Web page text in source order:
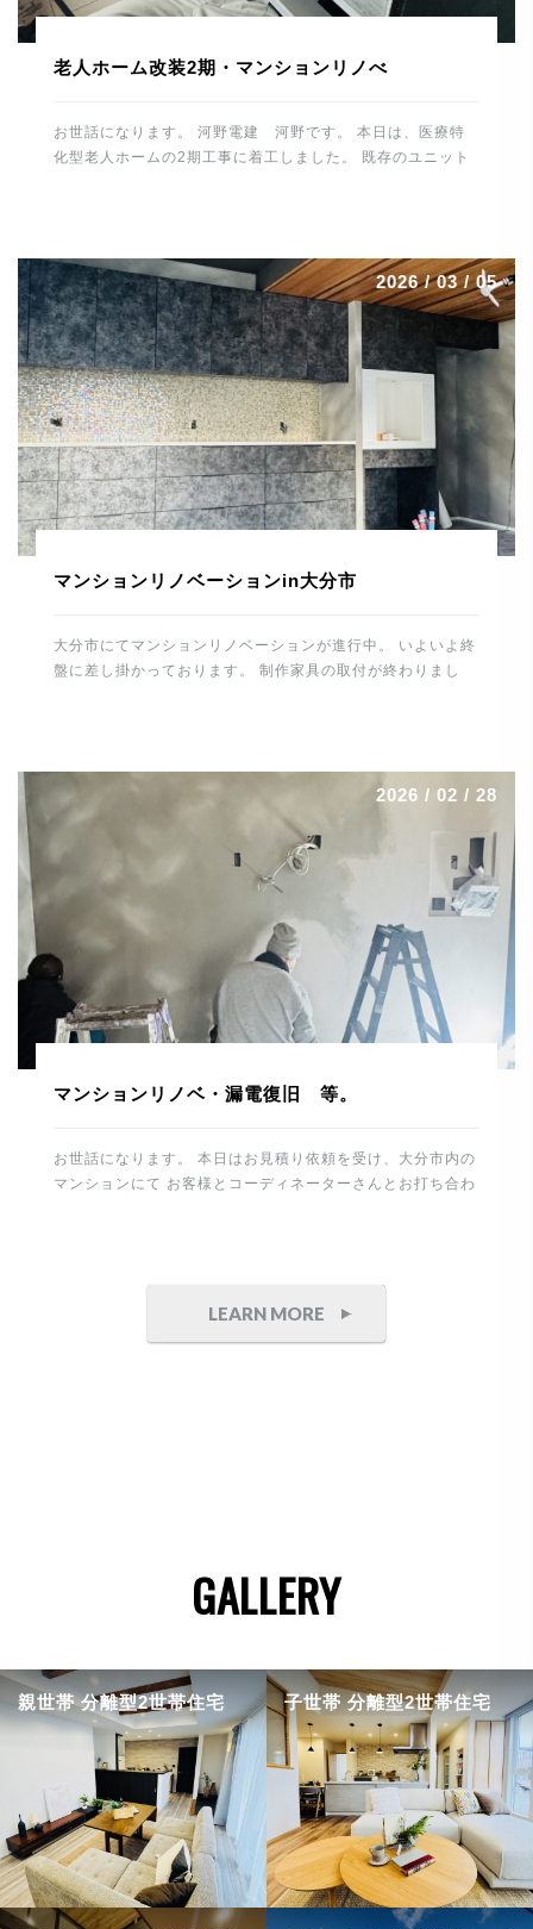
老人ホーム改装2期・マンションリノべ
お世話になります。 河野電建 河野です。 本日は、医療特
化型老人ホームの2期工事に着工しました。 既存のユニット
りがとうございました。 これから仕上げに向け、造作工事
電気工事、給排水工事とスムーズに進めるよう 段取りしてい
きたいと思います。 場所は変わって、大分市内で進行中の
マンションリノベーションはいよいよ最終段階です。 毛足の
長いカーペットを施工。 カーペット工事は職人さんの数も少
なくなっており、 貴重な技術です。綺麗に仕上げていただき
ありがとうございました。 トーヨーキッチンも施工が終わり
一安心。 圧倒的な存在感です。 細心の注意を払っての作業
で最後まで緊張感がありました。 残すはメンテ […]
2026 / 03 / 05
マンションリノベーションin大分市
大分市にてマンションリノベーションが進行中。 いよいよ終
盤に差し掛かっております。 制作家具の取付が終わりまし
後の大物はキッチンの施工。 トーヨーキッチンを据えればあ
とはメンテナンスとなります。 養生をはずすのが楽しみで
す。 最後まで丁寧に頑張りたいと思います。 では、明日も
ご安全に。 よろしくお願いします。 河野
2026 / 02 / 28
マンションリノベ・漏電復旧 等。
お世話になります。 本日はお見積り依頼を受け、大分市内の
マンションにて お客様とコーディネーターさんとお打ち合わ
で職人さんも専属の方に依頼しております。 重厚感のある石
目とコンクリート調の仕上げ。 完成が楽しみです。 これか
LEARN MORE
GALLERY
親世帯 分離型2世帯住宅 子世帯 分離型2世帯住宅